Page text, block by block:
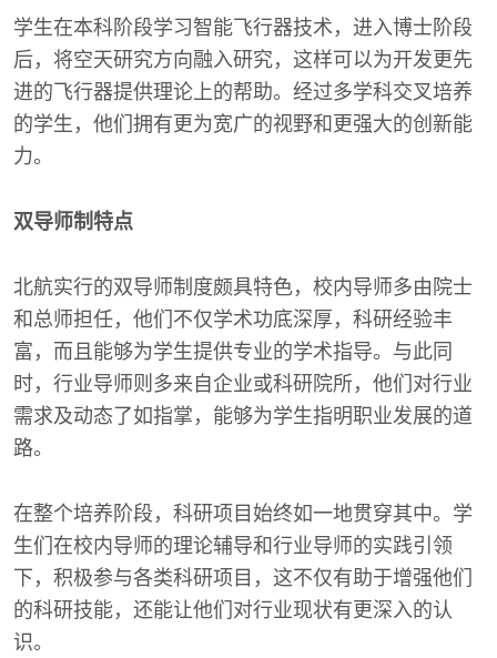
学生在本科阶段学习智能飞行器技术，进入博士阶段
后，将空天研究方向融入研究，这样可以为开发更先
进的飞行器提供理论上的帮助。经过多学科交叉培养
的学生，他们拥有更为宽广的视野和更强大的创新能
力。
双导师制特点
北航实行的双导师制度颇具特色，校内导师多由院士
和总师担任，他们不仅学术功底深厚，科研经验丰
富，而且能够为学生提供专业的学术指导。与此同
时，行业导师则多来自企业或科研院所，他们对行业
需求及动态了如指掌，能够为学生指明职业发展的道
路。
在整个培养阶段，科研项目始终如一地贯穿其中。学
生们在校内导师的理论辅导和行业导师的实践引领
下，积极参与各类科研项目，这不仅有助于增强他们
的科研技能，还能让他们对行业现状有更深入的认
识。